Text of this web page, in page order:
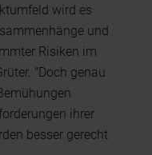
wird es
und
Risiken im
"Doch genau
ihrer
besser gerecht